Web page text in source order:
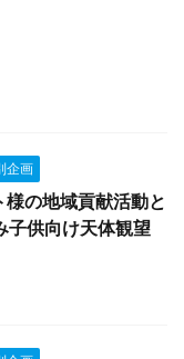
企画
の地域貢献活動と
子供向け天体観望